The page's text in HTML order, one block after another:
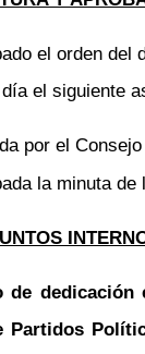
el orden del
el siguiente
por el
la minuta
de
Partidos